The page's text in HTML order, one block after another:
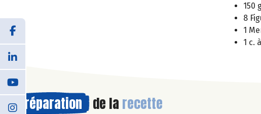
150
8
1
1 c.
Préparation de la recette